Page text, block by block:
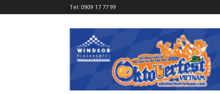
Tel: 0909 17 77 99